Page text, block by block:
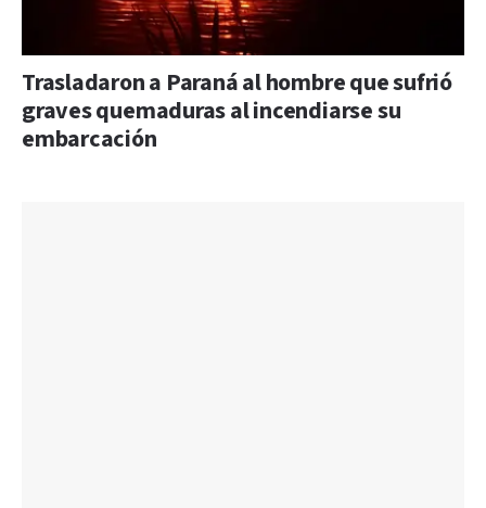
Trasladaron a Paraná al hombre que sufrió
graves quemaduras al incendiarse su
embarcación